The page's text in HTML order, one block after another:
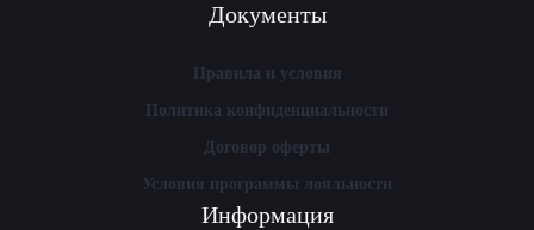
Документы
Правила и условия
Политика конфиденциальности
Договор оферты
Условия программы лояльности
Информация